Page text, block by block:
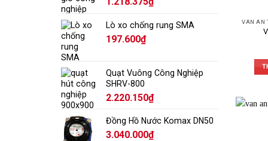
Lò xo chống rung SMA
197.600₫
Quạt Vuông Công Nghiệp
SHRV-800
2.220.150₫
Đồng Hồ Nước Komax DN50
3.040.000₫
suất
Van